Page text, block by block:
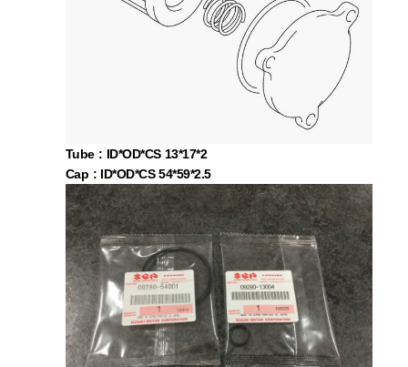
Tube : ID*OD*CS 13*17*2
Cap : ID*OD*CS 54*59*2.5